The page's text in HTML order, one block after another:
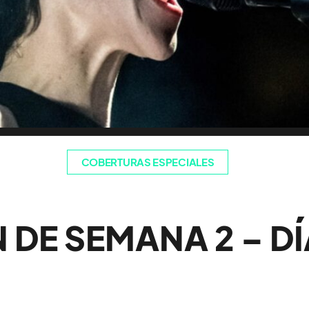
COBERTURAS ESPECIALES
DE SEMANA 2 –